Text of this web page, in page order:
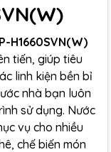
H1660SVN(W)
tiến, giúp tiêu
linh kiện bền bỉ
nhà bạn luôn
sử dụng. Nước
vụ cho nhiều
chế biến món